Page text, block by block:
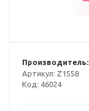
Производитель:
Артикул: Z1558
Код: 46024